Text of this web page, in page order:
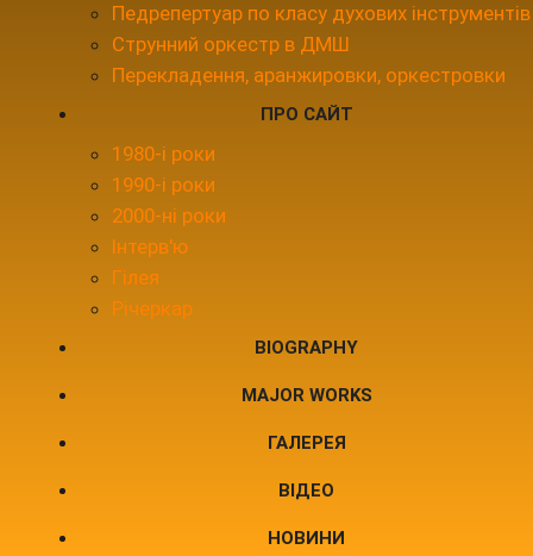
Педрепертуар по класу духових інструментів
Струнний оркестр в ДМШ
Перекладення, аранжировки, оркестровки
ПРО САЙТ
1980-і роки
1990-і роки
2000-ні роки
Інтерв'ю
Гілея
Річеркар
BIOGRAPHY
MAJOR WORKS
ГАЛЕРЕЯ
ВІДЕО
НОВИНИ